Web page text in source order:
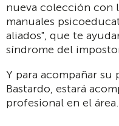
nueva colección con
manuales
aliados", que te
síndrome del
Y para acompañar
Bastardo, estará
profesional en el área.